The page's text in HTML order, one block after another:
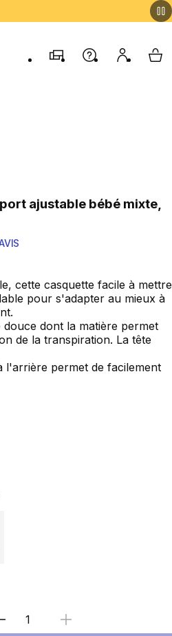
MagasinsAide Mon My
595 reviews
cette casquette facile à mettre
pour s'adapter au mieux à
dont la matière permet
de la transpiration. La tête
l'arrière permet de facilement
Sélectionnez la quantité